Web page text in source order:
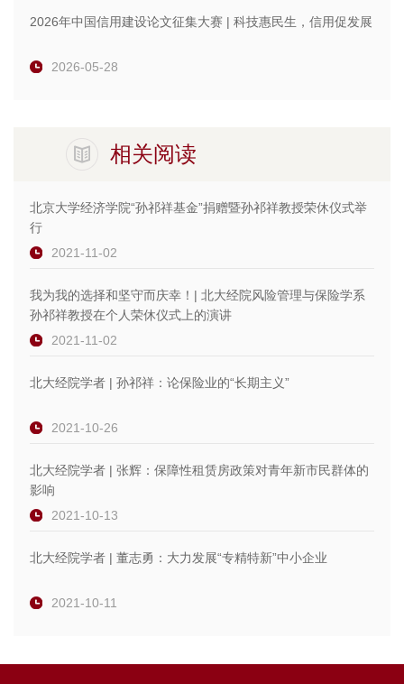
2026年中国信用建设论文征集大赛 | 科技惠民生，信用促发展
2026-05-28
相关阅读
北京大学经济学院“孙祁祥基金”捐赠暨孙祁祥教授荣休仪式举
行
2021-11-02
我为我的选择和坚守而庆幸！| 北大经院风险管理与保险学系
孙祁祥教授在个人荣休仪式上的演讲
2021-11-02
北大经院学者 | 孙祁祥：论保险业的“长期主义”
2021-10-26
北大经院学者 | 张辉：保障性租赁房政策对青年新市民群体的
影响
2021-10-13
北大经院学者 | 董志勇：大力发展“专精特新”中小企业
2021-10-11